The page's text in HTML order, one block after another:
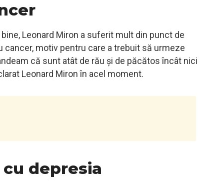
Leonard Miron a suferit mult din punct de
motiv pentru care a trebuit să urmeze
că sunt atât de rău și de păcătos încât nici
Leonard Miron în acel moment.
depresia